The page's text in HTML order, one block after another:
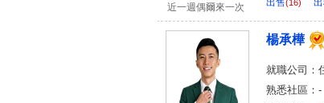
近一週偶爾來一次 出售(16)
楊承樺
就職公司：
熟悉社區：-